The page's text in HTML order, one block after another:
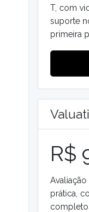
T, com
suporte
primeira
R$
prática,